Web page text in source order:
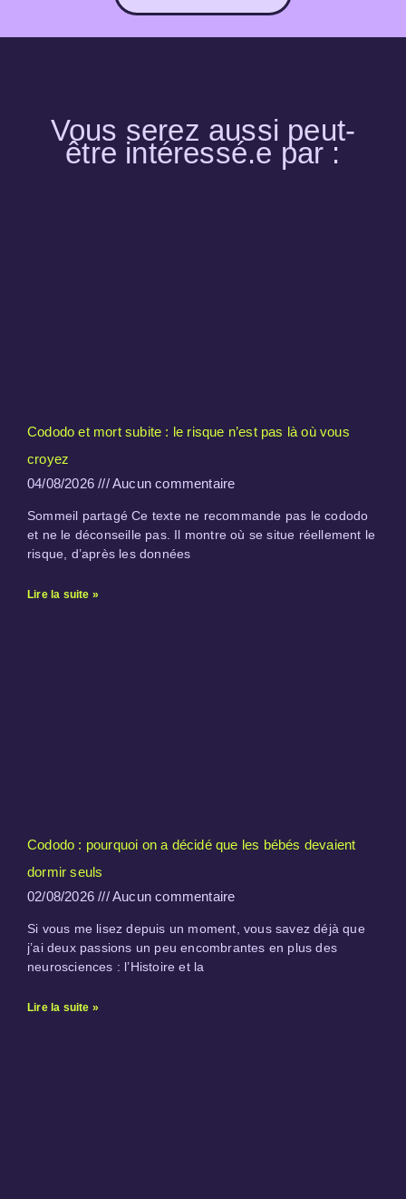
Vous serez aussi peut-
être intéressé.e par :
Cododo et mort subite : le risque n’est pas là où vous
croyez
04/08/2026
Aucun commentaire
Sommeil partagé Ce texte ne recommande pas le cododo
et ne le déconseille pas. Il montre où se situe réellement le
risque, d’après les données
Lire la suite »
Cododo : pourquoi on a décidé que les bébés devaient
dormir seuls
02/08/2026
Aucun commentaire
Si vous me lisez depuis un moment, vous savez déjà que
j’ai deux passions un peu encombrantes en plus des
neurosciences : l’Histoire et la
Lire la suite »